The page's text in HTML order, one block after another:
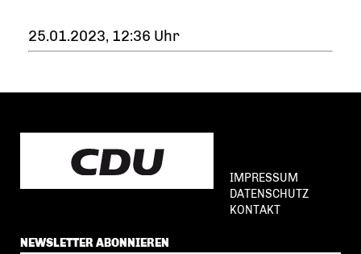
25.01.2023, 12:36 Uhr
IMPRESSUM
DATENSCHUTZ
KONTAKT
NEWSLETTER ABONNIEREN